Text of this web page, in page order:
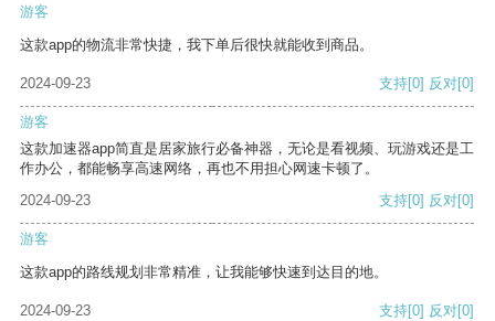
游客
这款app的物流非常快捷，我下单后很快就能收到商品。
2024-09-23 支持[0] 反对[0]
游客
这款加速器app简直是居家旅行必备神器，无论是看视频、玩游戏还是工
作办公，都能畅享高速网络，再也不用担心网速卡顿了。
2024-09-23
支持[0] 反对[0]
游客
这款app的路线规划非常精准，让我能够快速到达目的地。
2024-09-23 支持[0] 反对[0]